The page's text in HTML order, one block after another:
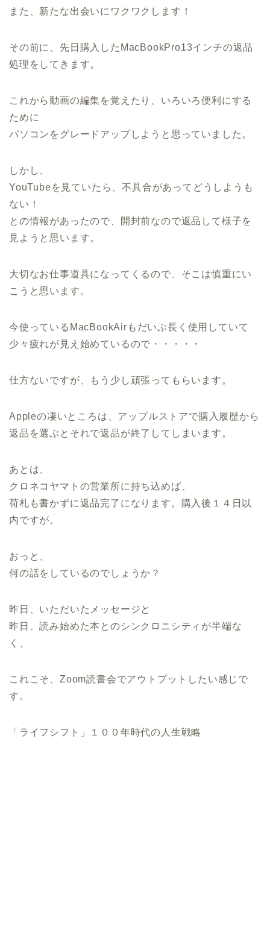
また、新たな出会いにワクワクします！
その前に、先日購入したMacBookPro13インチの返品
処理をしてきます。
これから動画の編集を覚えたり、いろいろ便利にする
ために
パソコンをグレードアップしようと思っていました。
しかし、
YouTubeを見ていたら、不具合があってどうしようも
ない！
との情報があったので、開封前なので返品して様子を
見ようと思います。
大切なお仕事道具になってくるので、そこは慎重にい
こうと思います。
今使っているMacBookAirもだいぶ長く使用していて
少々疲れが見え始めているので・・・・・
仕方ないですが、もう少し頑張ってもらいます。
Appleの凄いところは、アップルストアで購入履歴から
返品を選ぶとそれで返品が終了してしまいます。
あとは、
クロネコヤマトの営業所に持ち込めば、
荷札も書かずに返品完了になります。購入後１４日以
内ですが。
おっと、
何の話をしているのでしょうか？
昨日、いただいたメッセージと
昨日、読み始めた本とのシンクロニシティが半端な
く、
これこそ、Zoom読書会でアウトプットしたい感じで
す。
「ライフシフト」１００年時代の人生戦略